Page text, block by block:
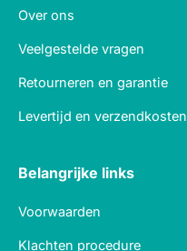
Over ons
Veelgestelde vragen
Retourneren en garantie
Levertijd en verzendkosten
Belangrijke links
Voorwaarden
Klachten procedure